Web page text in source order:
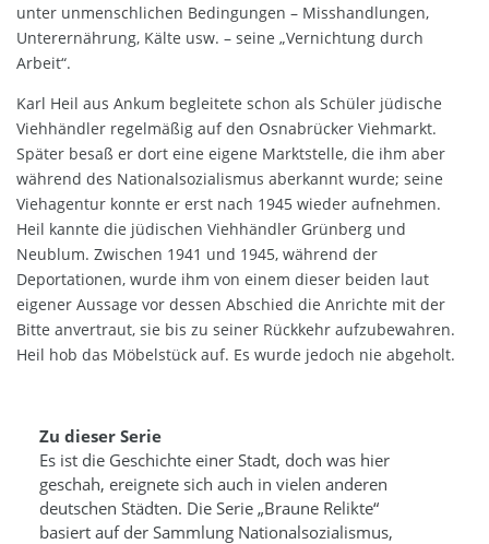
unter unmenschlichen Bedingungen – Misshandlungen,
Unterernährung, Kälte usw. – seine „Vernichtung durch
Arbeit“.
Karl Heil aus Ankum begleitete schon als Schüler jüdische
Viehhändler regelmäßig auf den Osnabrücker Viehmarkt.
Später besaß er dort eine eigene Marktstelle, die ihm aber
während des Nationalsozialismus aberkannt wurde; seine
Viehagentur konnte er erst nach 1945 wieder aufnehmen.
Heil kannte die jüdischen Viehhändler Grünberg und
Neublum. Zwischen 1941 und 1945, während der
Deportationen, wurde ihm von einem dieser beiden laut
eigener Aussage vor dessen Abschied die Anrichte mit der
Bitte anvertraut, sie bis zu seiner Rückkehr aufzubewahren.
Heil hob das Möbelstück auf. Es wurde jedoch nie abgeholt.
Zu dieser Serie
Es ist die Geschichte einer Stadt, doch was hier
geschah, ereignete sich auch in vielen anderen
deutschen Städten. Die Serie „Braune Relikte“
basiert auf der Sammlung Nationalsozialismus,